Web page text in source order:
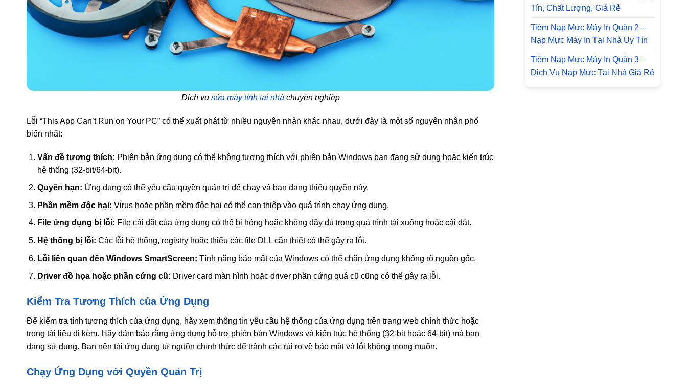
Dịch vụ sửa máy tính tại nhà chuyên nghiệp
Lỗi “This App Can’t Run on Your PC” có thể xuất phát từ nhiều nguyên nhân khác nhau, dưới đây là một số nguyên nhân phổ
biến nhất:
Vấn đề tương thích: Phiên bản ứng dụng có thể không tương thích với phiên bản Windows bạn đang sử dụng hoặc kiến trúc
hệ thống (32-bit/64-bit).
Quyền hạn: Ứng dụng có thể yêu cầu quyền quản trị để chạy và bạn đang thiếu quyền này.
Phần mềm độc hại: Virus hoặc phần mềm độc hại có thể can thiệp vào quá trình chạy ứng dụng.
File ứng dụng bị lỗi: File cài đặt của ứng dụng có thể bị hỏng hoặc không đầy đủ trong quá trình tải xuống hoặc cài đặt.
Hệ thống bị lỗi: Các lỗi hệ thống, registry hoặc thiếu các file DLL cần thiết có thể gây ra lỗi.
Lỗi liên quan đến Windows SmartScreen: Tính năng bảo mật của Windows có thể chặn ứng dụng không rõ nguồn gốc.
Driver đồ họa hoặc phần cứng cũ: Driver card màn hình hoặc driver phần cứng quá cũ cũng có thể gây ra lỗi.
Kiểm Tra Tương Thích của Ứng Dụng
Để kiểm tra tính tương thích của ứng dụng, hãy xem thông tin yêu cầu hệ thống của ứng dụng trên trang web chính thức hoặc
trong tài liệu đi kèm. Hãy đảm bảo rằng ứng dụng hỗ trợ phiên bản Windows và kiến trúc hệ thống (32-bit hoặc 64-bit) mà bạn
đang sử dụng. Bạn nên tải ứng dụng từ nguồn chính thức để tránh các rủi ro về bảo mật và lỗi không mong muốn.
Chạy Ứng Dụng với Quyền Quản Trị
Tín, Chất Lượng, Giá Rẻ
Tiệm Nạp Mực Máy In Quận 2 –
Nạp Mực Máy In Tại Nhà Uy Tín
Tiệm Nạp Mực Máy In Quận 3 –
Dịch Vụ Nạp Mực Tại Nhà Giá Rẻ